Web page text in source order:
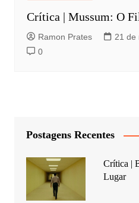
Crítica | Mussum: O
Ramon Prates
21 de
0
Postagens Recentes
Crítica |
Lugar